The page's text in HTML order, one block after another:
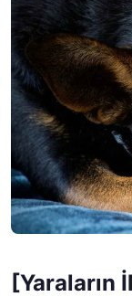
[Yaraların